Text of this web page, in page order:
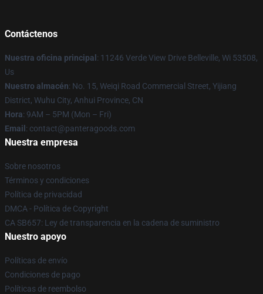
Contáctenos
Nuestra oficina principal : 11246 Verde View Drive Belleville, Wi 53508,
Us
Nuestro almacén: No. 15, Weiqi Road Commercial Street, Yijiang
District, Wuhu City, Anhui Province, CN
Hora: 9AM – 5PM (Mon – Fri)
Email : contact@panteragoods.com
Nuestra empresa
Sobre nosotros
Términos y condiciones
Política de privacidad
DMCA - Política de Copyright
CA SB657: Ley de transparencia en la cadena de suministro
Nuestro apoyo
Políticas de envío
Condiciones de pago
Políticas de reembolso